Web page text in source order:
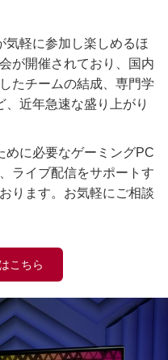
気軽に参加し楽しめるほ
が開催されており、国内
たチームの結成、専門学
近年急速な盛り上がり
めに必要なゲーミングPC
ライブ配信をサポートす
ります。お気軽にご相談
こちら